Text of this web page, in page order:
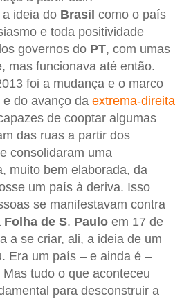
ideia do Brasil como o país
e toda positividade
governos do PT, com umas
mas funcionava até então.
foi a mudança e o marco
do avanço da extrema-direita
de cooptar algumas
das ruas a partir dos
consolidaram uma
muito bem elaborada, da
um país à deriva. Isso
se manifestavam contra
Folha de S. Paulo em 17 de
a se criar, ali, a ideia de um
Era um país – e ainda é –
tudo o que aconteceu
para desconstruir a